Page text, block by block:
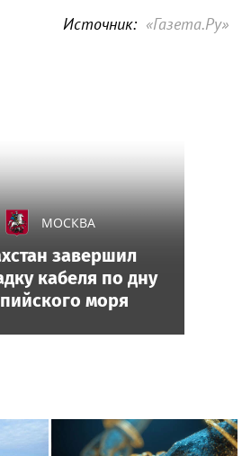
Источник: «Газета.Ру»
МОСКВА
завершил
кабеля по дну
моря